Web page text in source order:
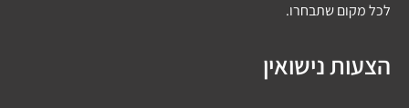
לכל מקום שתבחרו.
הצעות נישואין